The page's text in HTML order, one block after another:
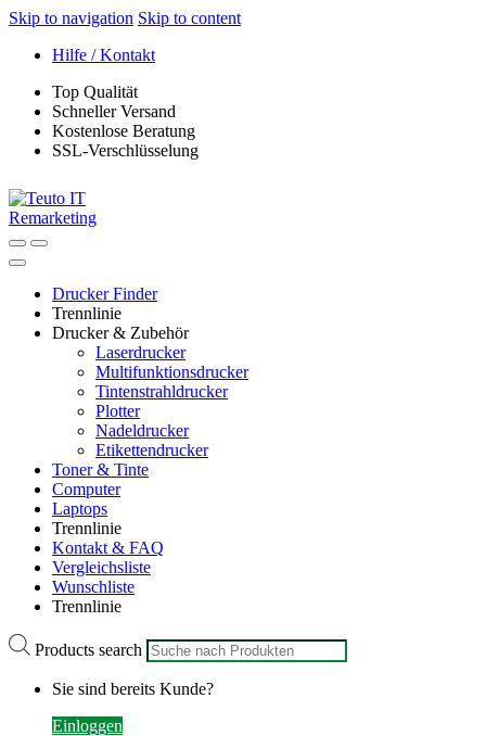
Skip to navigation Skip to content
Hilfe / Kontakt
Top Qualität
Schneller Versand
Kostenlose Beratung
SSL-Verschlüsselung
Drucker Finder
Trennlinie
Drucker & Zubehör
Laserdrucker
Multifunktionsdrucker
Tintenstrahldrucker
Plotter
Nadeldrucker
Etikettendrucker
Toner & Tinte
Computer
Laptops
Trennlinie
Kontakt & FAQ
Vergleichsliste
Wunschliste
Trennlinie
Products search
Sie sind bereits Kunde?
Einloggen